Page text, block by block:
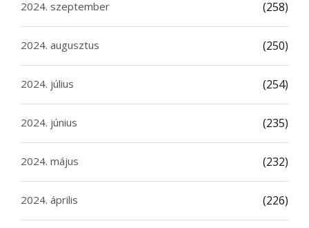
2024. szeptember (258)
2024. augusztus (250)
2024. július (254)
2024. június (235)
2024. május (232)
2024. április (226)